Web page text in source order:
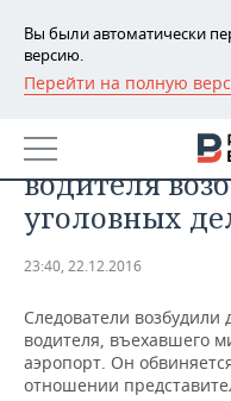
Вы были автоматически
версию.
Перейти на полную
РЕГИОНЫ
БАШКОРТОСТАН
ТАТАРСТАН
НОВОСТИ
АНАЛИТИКА
КОРОЛИ
ФИНАНСЫ
ПРОМЫШЛЕННОСТЬ
НОВОСТИ
ПРОМЫШЛЕННОСТИ
НЕДВИЖИМОСТЬ
аэропорт в
водителя
уголовных
23:40, 22.12.2016
Следователи
водителя, въехавшего
аэропорт. Он
отношении